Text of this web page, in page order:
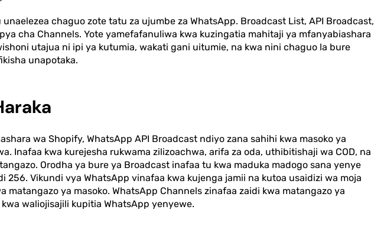
unaelezea chaguo zote tatu za ujumbe za WhatsApp. Broadcast List, API Broadcast,
cha Channels. Yote yamefafanuliwa kwa kuzingatia mahitaji ya mfanyabiashara
utajua ni ipi ya kutumia, wakati gani uitumie, na kwa nini chaguo la bure
unapotaka.
wa Shopify, WhatsApp API Broadcast ndiyo zana sahihi kwa masoko ya
Inafaa kwa kurejesha rukwama zilizoachwa, arifa za oda, uthibitishaji wa COD, na
Orodha ya bure ya Broadcast inafaa tu kwa maduka madogo sana yenye
256. Vikundi vya WhatsApp vinafaa kwa kujenga jamii na kutoa usaidizi wa moja
matangazo ya masoko. WhatsApp Channels zinafaa zaidi kwa matangazo ya
waliojisajili kupitia WhatsApp yenyewe.